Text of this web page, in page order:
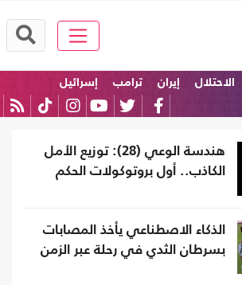
الاحتلال إيران ترامب
إسرائيل
هندسة الوعي (28): توزيع الأمل
الكاذب.. أول بروتوكولات الحكم
الذكاء الاصطناعي يأخذ المصابات
بسرطان الثدي في رحلة عبر الزمن